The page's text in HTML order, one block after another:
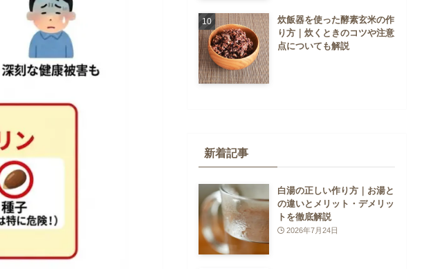
炊飯器を使った酵素玄米の作
り方｜炊くときのコツや注意
点についても解説
新着記事
白湯の正しい作り方｜お湯と
の違いとメリット・デメリッ
トを徹底解説
2026年7月24日